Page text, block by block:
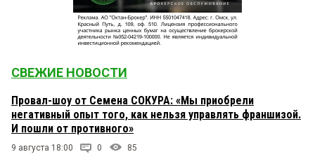
СВЕЖИЕ НОВОСТИ
Провал-шоу от Семена СОКУРА: «Мы приобрели
негативный опыт того, как нельзя управлять франшизой.
И пошли от противного»
9 августа 18:00 0 85